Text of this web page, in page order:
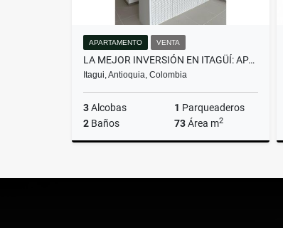
APARTAMENTO VENTA
LA MEJOR INVERSIÓN EN ITAGÜÍ: APARTAMENTO CON GRAN UBICACIÓN.
Itagui, Antioquia, Colombia
3Alcobas 1 Parqueaderos
2 Baños 73Área m2
$600.000.000